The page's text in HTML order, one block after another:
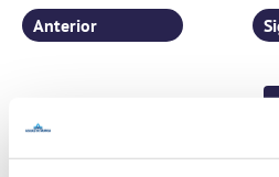
Anterior